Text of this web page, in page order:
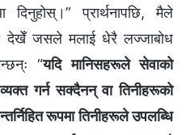
प्रार्थनापछि, मैले
देखेँ जसले मलाई धेरै लज्जाबोध
“यदि मानिसहरूले सेवाको
गर्न सक्दैनन् वा तिनीहरूको
रूपमा तिनीहरूले उपलब्धि